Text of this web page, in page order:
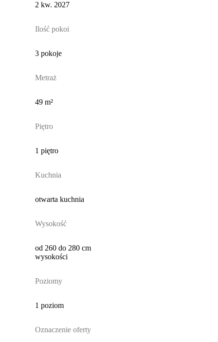
2 kw. 2027
Ilość pokoi
3 pokoje
Metraż
49 m²
Piętro
1 piętro
Kuchnia
otwarta kuchnia
Wysokość
od 260 do 280 cm
wysokości
Poziomy
1 poziom
Oznaczenie oferty